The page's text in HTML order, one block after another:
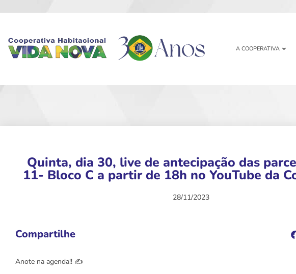
A COOPERATIVA
Quinta, dia 30, live de antecipação das
11- Bloco C a partir de 18h no YouTube da
28/11/2023
Compartilhe
Anote na agenda!! ✍️